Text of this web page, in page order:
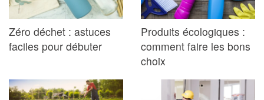
Zéro déchet : astuces
faciles pour débuter
Produits écologiques :
comment faire les bons
choix